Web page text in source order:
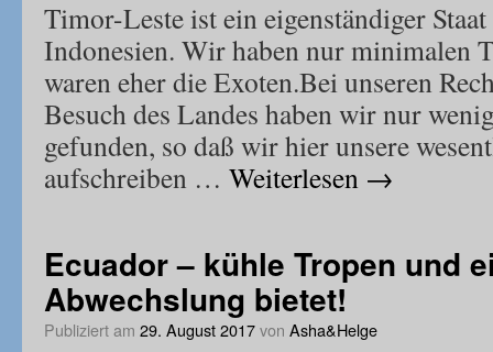
Timor-Leste ist ein eigenständiger
Indonesien. Wir haben nur minimalen
waren eher die Exoten.Bei unseren
Besuch des Landes haben wir nur
gefunden, so daß wir hier unsere
aufschreiben … Weiterlesen →
Ecuador – kühle Tropen und
Abwechslung bietet!
Publiziert am 29. August 2017von Asha&Helge